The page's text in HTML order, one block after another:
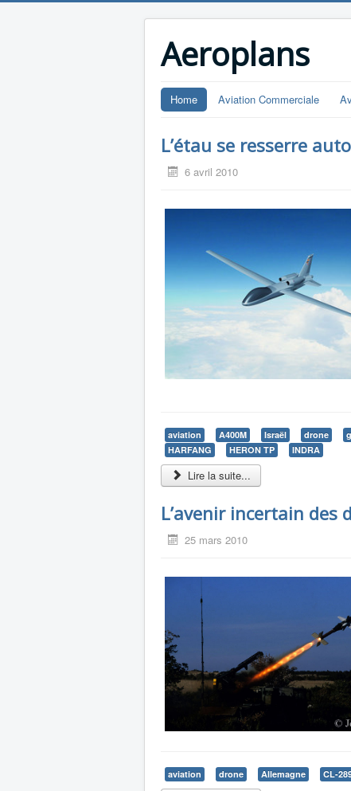
Aeroplans
Home Aviation Commerciale
L’étau se resserre
6 avril 2010
aviation A400M Israël drone
HARFANG
HERON TP INDRA
Lire la suite...
L’avenir incertain des
25 mars 2010
aviation drone Allemagne CL-